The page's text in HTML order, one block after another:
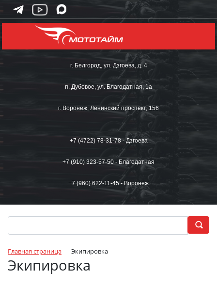
г. Белгород, ул. Дзгоева, д. 4
п. Дубовое, ул. Благодатная, 1а
г. Воронеж, Ленинский проспект, 156
+7 (4722) 78-31-78 - Дзгоева
+7 (910) 323-57-50 - Благодатная
+7 (960) 622-11-45 - Воронеж
Главная страница Экипировка
Экипировка